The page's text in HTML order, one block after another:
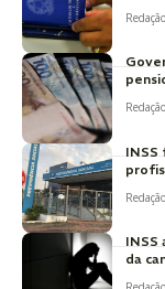
INSS
INSS
da